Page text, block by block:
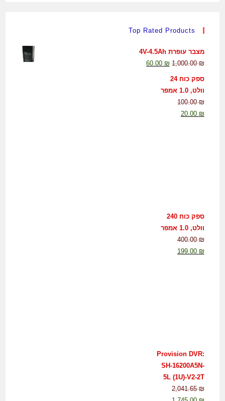
Top Rated Products
מצבר עופרת 4V-4.5Ah
1,000.00₪
60.00 ₪
ספק כוח 24
וולט, 1.0 אמפר
100.00₪
20.00 ₪
ספק כוח 240
וולט, 1.0 אמפר
400.00₪
199.00 ₪
Provision DVR:
SH-16200A5N-
5L (1U)-V2-2T
2,041.65₪